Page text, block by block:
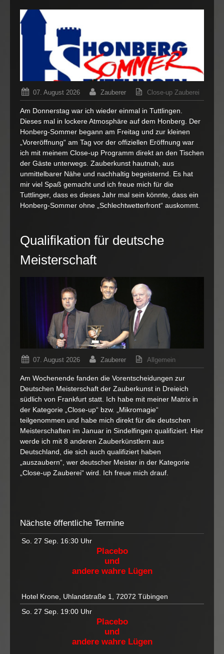
07. August 2026 Zauberer Close-up Zauberei
Kommentare deaktiviert
Am Donnerstag war ich wieder einmal in Tuttlingen.
Dieses mal in lockere Atmosphäre auf dem Honberg. Der
Honberg-Sommer begann am Freitag und zur kleinen
„Voreröffnung“ am Tag vor der offiziellen Eröffnung war
ich mit meinem Close-up Programm direkt an den Tischen
der Gäste unterwegs. Zauberkunst hautnah, aus
unmittelbarer Nähe und nachhaltig begeisternd. Es hat
mir viel Spaß gemacht und ich freue mich für die
Tuttlinger, dass es dieses Jahr mal sein könnte, dass ein
Honberg-Sommer ohne „Schlechtwetterfront“ auskommt.
Qualifikation für deutsche
Meisterschaft
07. August 2026 Zauberer Allgemein
Kommentare deaktiviert
Am Wochenende fanden die Vorentscheidungen zur
Deutschen Meisterschaft der Zauberkunst in Dreieich
südlich von Frankfurt statt. Ich habe mit meiner Matrix in
der Kategorie „Close-up“ bzw. „Mikromagie“
teilgenommen und habe mich direkt für die deutschen
Meisterschaften im Januar in Sindelfingen qualifiziert. Hier
werde ich mit 8 anderen Zauberkünstlern aus
Deutschland, die sich auch qualifiziert haben
„auszaubern“, wer deutscher Meister in der Kategorie
„Close-up Zauberei“ wird. Ich freue mich drauf.
Nächste öffentliche Termine
So. 27 Sep. 16:30 Uhr
Placebo
und
andere wahre Lügen
Hotel Krone, Uhlandstraße 1, 72072 Tübingen
So. 27 Sep. 19:00 Uhr
Placebo
und
andere wahre Lügen